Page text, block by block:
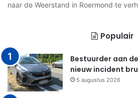
naar de Weerstand in Roermond te
Populair
Bestuurder aan
nieuw incident
5 augustus 2026